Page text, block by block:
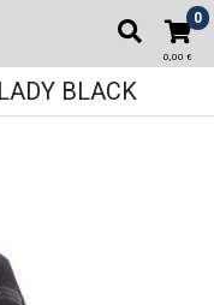
0
0,00 €
BLACK